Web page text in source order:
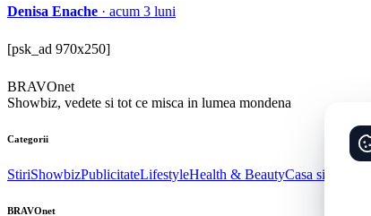
Denisa Enache · acum 3 luni
[psk_ad 970x250]
BRAVOnet
Showbiz, vedete si tot ce misca in lumea mondena
Categorii
StiriShowbizPublicitateLifestyleHealth & BeautyCasa si Gradina
BRAVOnet